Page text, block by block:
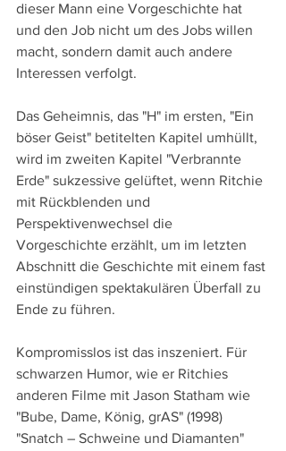
dieser Mann eine Vorgeschichte hat
und den Job nicht um des Jobs willen
macht, sondern damit auch andere
Interessen verfolgt.
Das Geheimnis, das "H" im ersten, "Ein
böser Geist" betitelten Kapitel umhüllt,
wird im zweiten Kapitel "Verbrannte
Erde" sukzessive gelüftet, wenn Ritchie
mit Rückblenden und
Perspektivenwechsel die
Vorgeschichte erzählt, um im letzten
Abschnitt die Geschichte mit einem fast
einstündigen spektakulären Überfall zu
Ende zu führen.
Kompromisslos ist das inszeniert. Für
schwarzen Humor, wie er Ritchies
anderen Filme mit Jason Statham wie
"Bube, Dame, König, grAS" (1998)
"Snatch – Schweine und Diamanten"